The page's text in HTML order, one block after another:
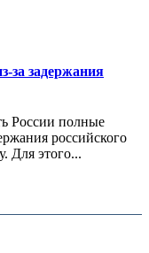
за задержания
России полные
российского
Для этого...